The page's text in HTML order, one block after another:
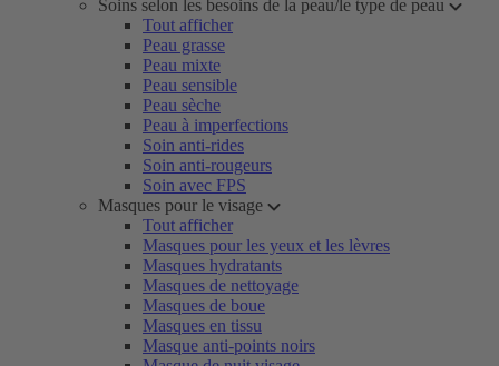
Soins selon les besoins de la peau/le type de peau
Tout afficher
Peau grasse
Peau mixte
Peau sensible
Peau sèche
Peau à imperfections
Soin anti-rides
Soin anti-rougeurs
Soin avec FPS
Masques pour le visage
Tout afficher
Masques pour les yeux et les lèvres
Masques hydratants
Masques de nettoyage
Masques de boue
Masques en tissu
Masque anti-points noirs